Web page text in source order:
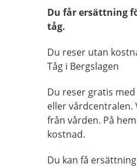
Du får ersättning
tåg.
Du reser utan
Tåg i Bergslagen
Du reser gratis
eller vårdcentralen.
från vården. På
kostnad.
Du kan få